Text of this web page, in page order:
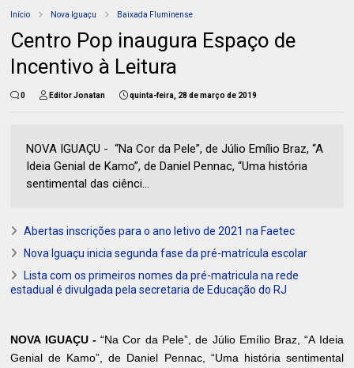
Início Nova Iguaçu Baixada Fluminense
Centro Pop inaugura Espaço de
Incentivo à Leitura
0 Editor Jonatan quinta-feira, 28 de março de 2019
NOVA IGUAÇU - “Na Cor da Pele”, de Júlio Emílio Braz, “A
Ideia Genial de Kamo”, de Daniel Pennac, “Uma história
sentimental das ciênci...
Abertas inscrições para o ano letivo de 2021 na Faetec
Nova Iguaçu inicia segunda fase da pré-matrícula escolar
Lista com os primeiros nomes da pré-matricula na rede
estadual é divulgada pela secretaria de Educação do RJ
NOVA IGUAÇU -“Na Cor da Pele”, de Júlio Emílio Braz, “A Ideia
Genial de Kamo”, de Daniel Pennac, “Uma história sentimental